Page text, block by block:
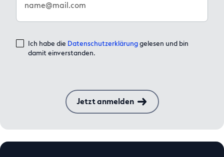
name@mail.com
Ich habe die Datenschutzerklärunggelesen und bin
damit einverstanden.
Jetzt anmelden